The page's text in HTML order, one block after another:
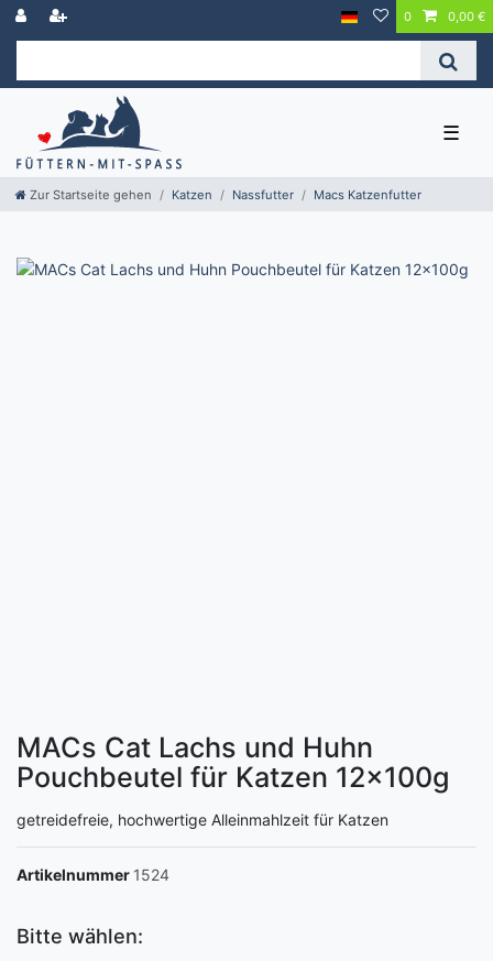
0 0,00 €
☰
Zur Startseite gehen Katzen Nassfutter Macs Katzenfutter
MACs Cat Lachs und Huhn
Pouchbeutel für Katzen 12x100g
getreidefreie, hochwertige Alleinmahlzeit für Katzen
Artikelnummer 1524
Bitte wählen: